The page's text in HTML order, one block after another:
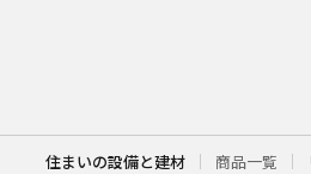
住まいの設備と建材 商品一覧